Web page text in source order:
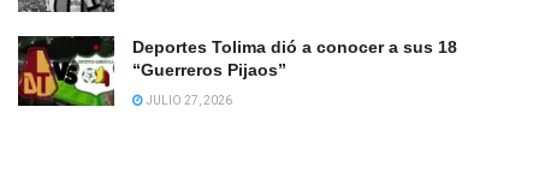
Deportes Tolima dió a conocer a sus 18
“Guerreros Pijaos”
JULIO 27, 2026